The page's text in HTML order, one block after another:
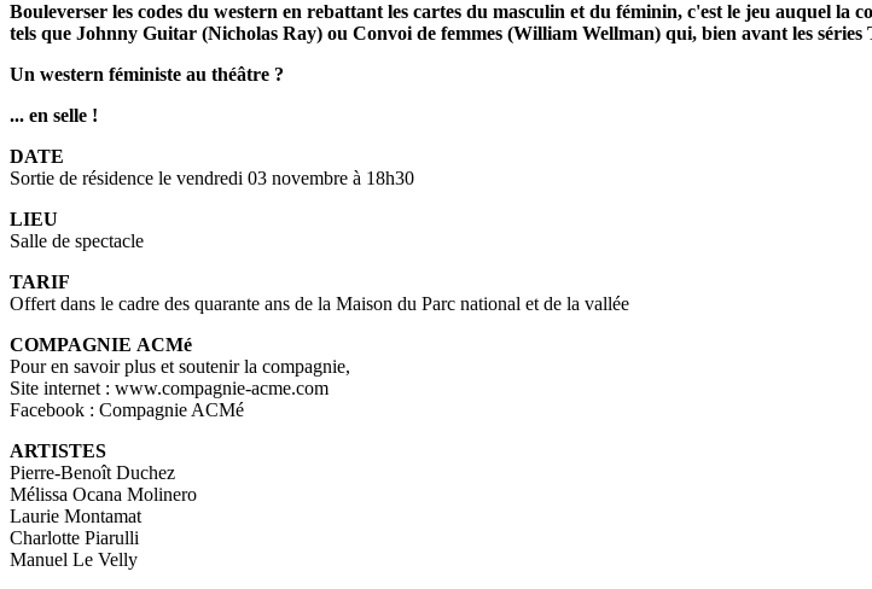
Bouleverser les codes du western en rebattant les cartes du masculin et du féminin, c'est le jeu auquel la
tels que Johnny Guitar (Nicholas Ray) ou Convoi de femmes (William Wellman) qui, bien avant les
Un western féministe au théâtre ?
... en selle !
DATE
Sortie de résidence le vendredi 03 novembre à 18h30
LIEU
Salle de spectacle
TARIF
Offert dans le cadre des quarante ans de la Maison du Parc national et de la vallée
COMPAGNIE ACMé
Pour en savoir plus et soutenir la compagnie,
Site internet : www.compagnie-acme.com
Facebook : Compagnie ACMé
ARTISTES
Pierre-Benoît Duchez
Mélissa Ocana Molinero
Laurie Montamat
Charlotte Piarulli
Manuel Le Velly